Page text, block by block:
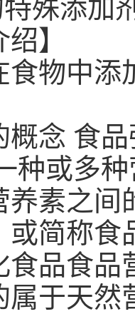
殊添加
】
食物中
概念 食
种或多
养素之
或简称食
食品食
属于天